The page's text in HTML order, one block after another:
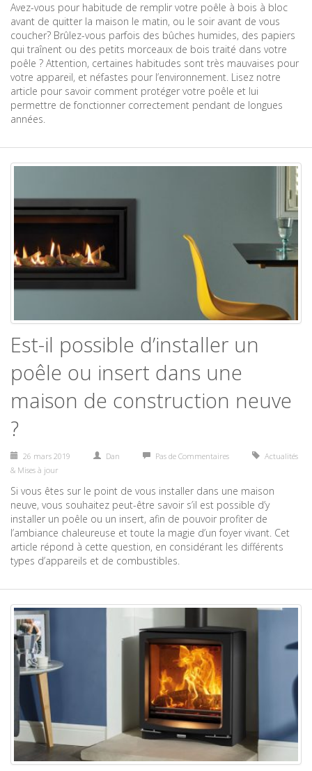
Avez-vous pour habitude de remplir votre poêle à bois à bloc
avant de quitter la maison le matin, ou le soir avant de vous
coucher? Brûlez-vous parfois des bûches humides, des papiers
qui traînent ou des petits morceaux de bois traité dans votre
poêle ? Attention, certaines habitudes sont très mauvaises pour
votre appareil, et néfastes pour l’environnement. Lisez notre
article pour savoir comment protéger votre poêle et lui
permettre de fonctionner correctement pendant de longues
années.
Est-il possible d’installer un
poêle ou insert dans une
maison de construction neuve
?
26 mars 2019 Dan Pas de Commentaires
Actualités
& Mises à jour
Si vous êtes sur le point de vous installer dans une maison
neuve, vous souhaitez peut-être savoir s’il est possible d’y
installer un poêle ou un insert, afin de pouvoir profiter de
l’ambiance chaleureuse et toute la magie d’un foyer vivant. Cet
article répond à cette question, en considérant les différents
types d’appareils et de combustibles.